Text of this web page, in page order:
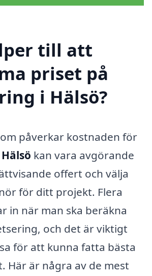
till att
priset på
i Hälsö?
påverkar kostnaden för
kan vara avgörande
offert och välja
för ditt projekt. Flera
in när man ska beräkna
och det är viktigt
för att kunna fatta bästa
Här är några av de mest